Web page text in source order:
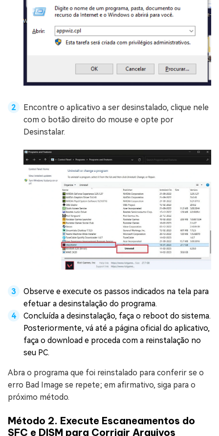
Encontre o aplicativo a ser desinstalado, clique nele
com o botão direito do mouse e opte por
Desinstalar.
Observe e execute os passos indicados na tela para
efetuar a desinstalação do programa.
Concluída a desinstalação, faça o reboot do sistema.
Posteriormente, vá até a página oficial do aplicativo,
faça o download e proceda com a reinstalação no
seu PC.
Abra o programa que foi reinstalado para conferir se o
erro Bad Image se repete; em afirmativo, siga para o
próximo método.
Método 2. Execute Escaneamentos do
SFC e DISM para Corrigir Arquivos